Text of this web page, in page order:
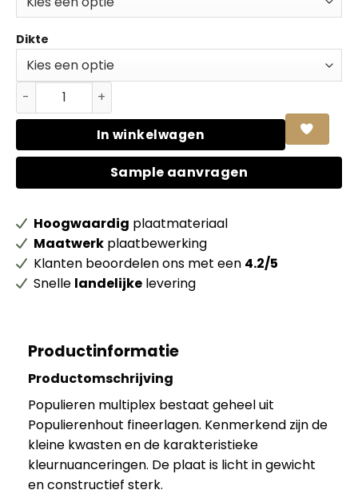
Dikte
Populieren Multiplex MR FR BB/BB B-s1-d0 70% PEFC
In winkelwagen
Sample aanvragen
Hoogwaardig plaatmateriaal
Maatwerk plaatbewerking
Klanten beoordelen ons met een 4.2/5
Snelle landelijke levering
Productinformatie
Productomschrijving
Populieren multiplex bestaat geheel uit
Populierenhout fineerlagen. Kenmerkend zijn de
kleine kwasten en de karakteristieke
kleurnuanceringen. De plaat is licht in gewicht
en constructief sterk.